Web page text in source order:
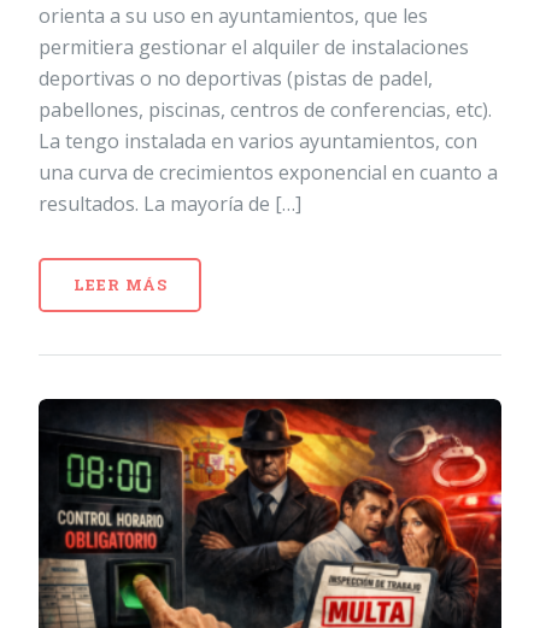
orienta a su uso en ayuntamientos, que les
permitiera gestionar el alquiler de instalaciones
deportivas o no deportivas (pistas de padel,
pabellones, piscinas, centros de conferencias, etc).
La tengo instalada en varios ayuntamientos, con
una curva de crecimientos exponencial en cuanto a
resultados. La mayoría de […]
LEER MÁS